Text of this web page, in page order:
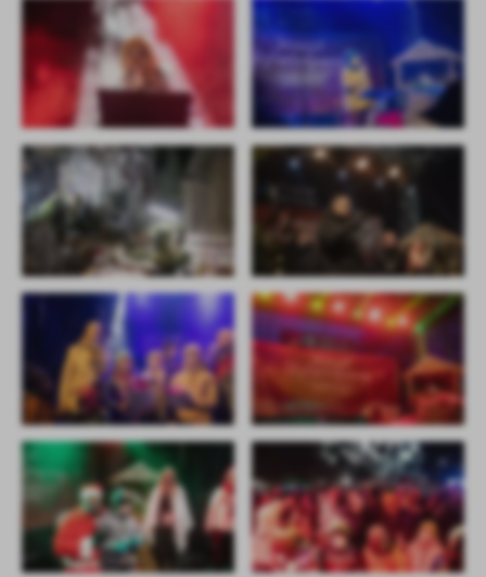
firm będących naszymi partnerami oraz innych dostawców usług.
Firmy te działają w charakterze pośredników prezentujących nasze
treści w postaci wiadomości, ofert, komunikatów mediów
społecznościowych.